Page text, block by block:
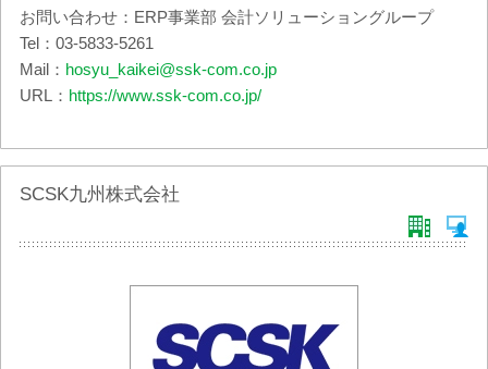
お問い合わせ：ERP事業部 会計ソリューショングループ
Tel：03-5833-5261
Mail： hosyu_kaikei@ssk-com.co.jp
URL： https://www.ssk-com.co.jp/
SCSK九州株式会社